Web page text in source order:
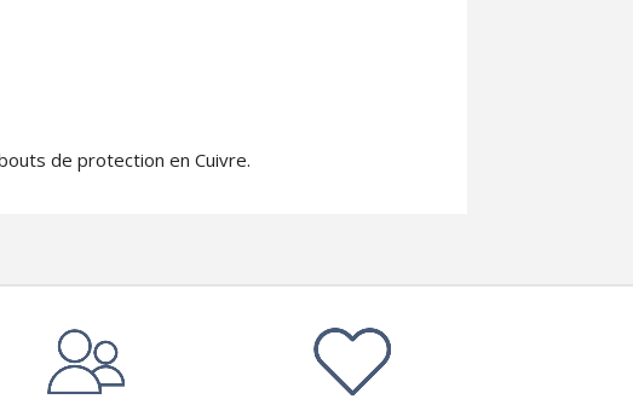
de protection en Cuivre.